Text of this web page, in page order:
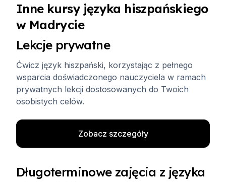
Inne kursy języka hiszpańskiego
w Madrycie
Lekcje prywatne
Ćwicz język hiszpański, korzystając z pełnego
wsparcia doświadczonego nauczyciela w ramach
prywatnych lekcji dostosowanych do Twoich
osobistych celów.
Zobacz szczegóły
Długoterminowe zajęcia z języka